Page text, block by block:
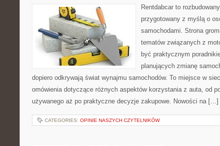
Rentdabcar to
przygotowany z myślą o
samochodami. Strona
tematów związanych z
być praktycznym
planujących zmianę
dopiero odkrywają świat wynajmu samochodów. To miejsce w
omówienia dotyczące różnych aspektów korzystania z auta, od
używanego aż po praktyczne decyzje zakupowe. Nowości na […]
CATEGORIES: OPINIE NASZYCH CZYTELNIKÓW